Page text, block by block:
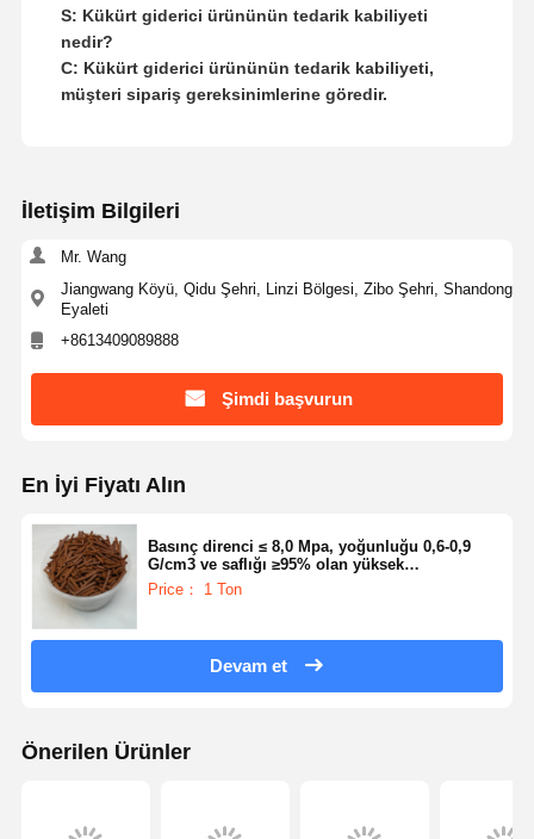
S: Kükürt giderici ürününün tedarik kabiliyeti
nedir?
C: Kükürt giderici ürününün tedarik kabiliyeti,
müşteri sipariş gereksinimlerine göredir.
İletişim Bilgileri
Mr. Wang
Jiangwang Köyü, Qidu Şehri, Linzi Bölgesi, Zibo Şehri, Shandong
Eyaleti
+8613409089888
Şimdi başvurun
En İyi Fiyatı Alın
Basınç direnci ≤ 8,0 Mpa, yoğunluğu 0,6-0,9
G/cm3 ve saflığı ≥95% olan yüksek
performanslı kükürtsüzleştirici ve kükürt
çıkarıcı
Price： 1 Ton
Devam et
Önerilen Ürünler